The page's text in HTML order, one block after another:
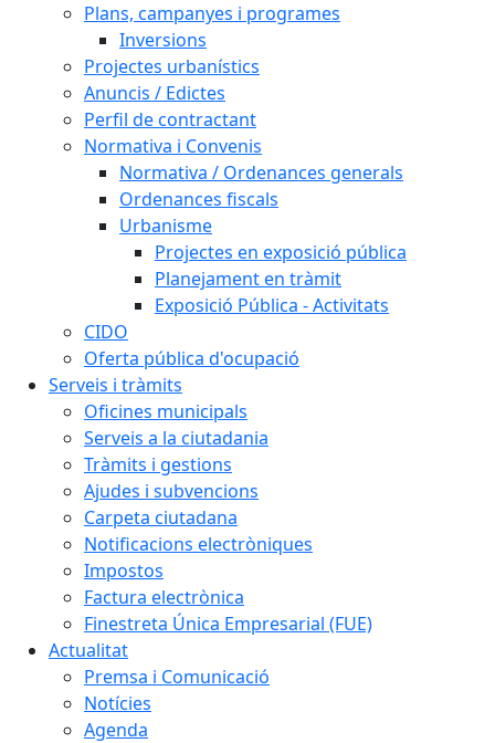
Plans, campanyes i programes
Inversions
Projectes urbanístics
Anuncis / Edictes
Perfil de contractant
Normativa i Convenis
Normativa / Ordenances generals
Ordenances fiscals
Urbanisme
Projectes en exposició pública
Planejament en tràmit
Exposició Pública - Activitats
CIDO
Oferta pública d'ocupació
Serveis i tràmits
Oficines municipals
Serveis a la ciutadania
Tràmits i gestions
Ajudes i subvencions
Carpeta ciutadana
Notificacions electròniques
Impostos
Factura electrònica
Finestreta Única Empresarial (FUE)
Actualitat
Premsa i Comunicació
Notícies
Agenda